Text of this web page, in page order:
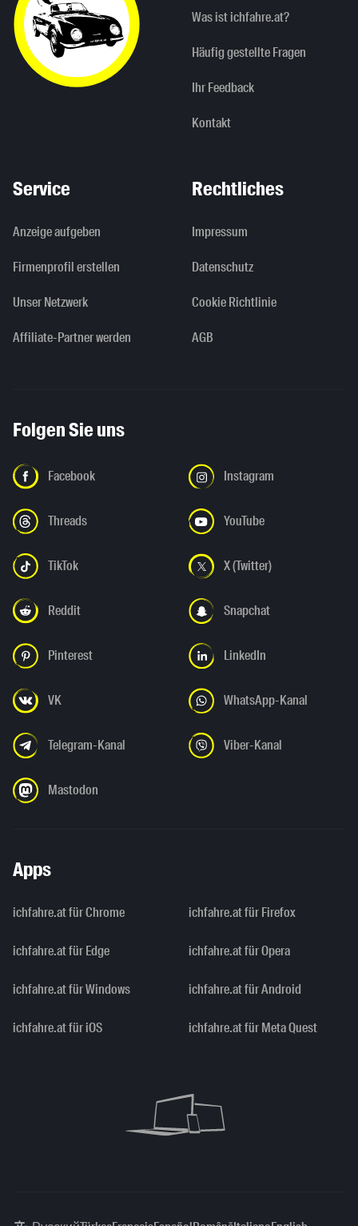
Was ist ichfahre.at?
Häufig gestellte Fragen
Ihr Feedback
Kontakt
Service
Anzeige aufgeben
Firmenprofil erstellen
Unser Netzwerk
Affiliate-Partner werden
Rechtliches
Impressum
Datenschutz
Cookie Richtlinie
AGB
Folgen Sie uns
Facebook Instagram
Threads YouTube
TikTok X (Twitter)
Reddit Snapchat
Pinterest LinkedIn
VK WhatsApp-Kanal
Telegram-Kanal Viber-Kanal
Mastodon
Apps
ichfahre.at für Chrome ichfahre.at für Firefox
ichfahre.at für Edge ichfahre.at für Opera
ichfahre.at für Windows ichfahre.at für Android
ichfahre.at für iOS ichfahre.at für Meta Quest